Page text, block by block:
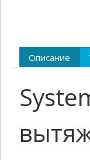
Описание